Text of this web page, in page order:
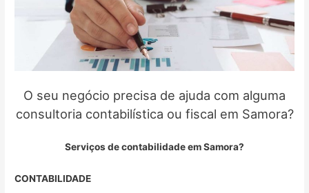
O seu negócio precisa de ajuda com alguma
consultoria contabilística ou fiscal em Samora?
Serviços de contabilidade em Samora?
CONTABILIDADE